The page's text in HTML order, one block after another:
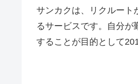
サンカクは、リクルート
るサービスです。自分
することが目的として